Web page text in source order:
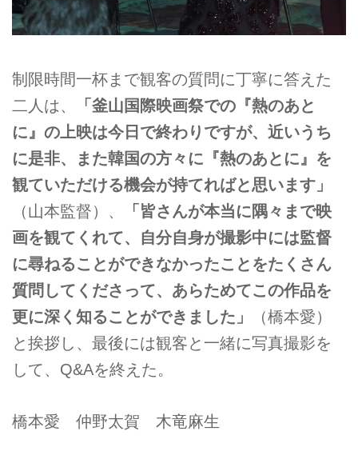
制限時間一杯まで観客の質問に丁寧に答えた
二人は、
「釜山国際映画祭での『熱のあと
に』の上映は今日で終わりですが、近いうち
に是非、また韓国の方々に『熱のあとに』を
観ていただける機会が持てればと思います」
（山本監督）、
「皆さんが本当に隅々まで映
画を観てくれて、自分自身が撮影中には監督
に尋ねることができなかったことをたくさん
質問してくださって、あらためてこの作品を
更に深く知ることができました」
（橋本愛）
と挨拶し、最後には観客と一緒に写真撮影を
して、Q&Aを終えた。
橋本愛 仲野太賀 木竜麻生